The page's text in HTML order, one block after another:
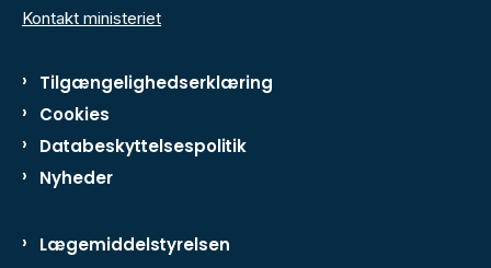
Kontakt ministeriet
Tilgængelighedserklæring
Cookies
Databeskyttelsespolitik
Nyheder
Lægemiddelstyrelsen